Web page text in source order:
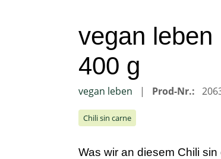
vegan
400 g
vegan leben Prod-Nr.:
Chili sin carne
Was wir an diesem Chili sin